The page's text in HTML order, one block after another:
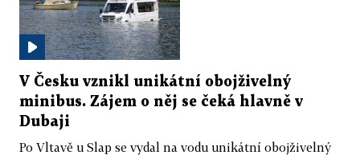
V Česku vznikl unikátní obojživelný
minibus. Zájem o něj se čeká hlavně v
Dubaji
Po Vltavě u Slap se vydal na vodu unikátní obojživelný